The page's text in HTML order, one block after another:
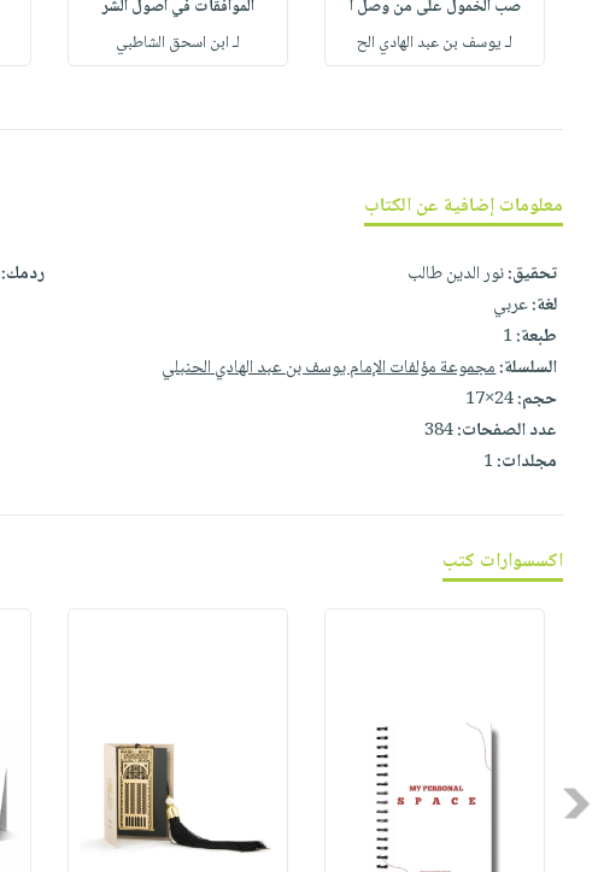
صابون
أطفال
فيديوهات
أسئلة
طرحها
وفرات
انشر
كتابك
تواصل
معنا
التسوق
نشرة
صب الخمول على من وصل أ
لـ يوسف بن عبد الهادي الح
الموافقات في أصول الشر
لـ ابن اسحق الشاطبي
معلومات إضافية عن الكتاب
تحقيق:نور الدين طالب
لغة:عربي
طبعة:1
السلسلة:مجموعة مؤلفات الإمام يوسف بن عبد الهادي الحنبلي
حجم:24×17
عدد الصفحات:384
مجلدات:1
ردمك:
اكسسوارات كتب
Previous